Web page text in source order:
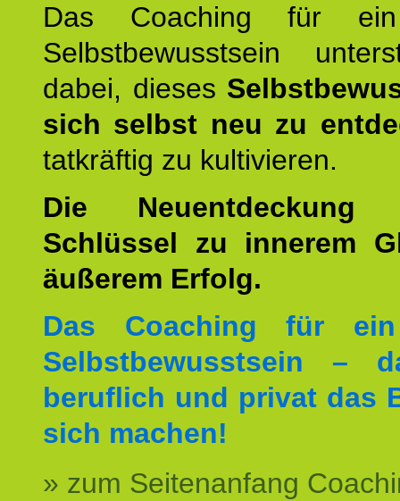
Das Coaching für
Selbstbewusstsein
dabei, dieses
sich selbst neu zu
tatkräftig zu kultivieren.
Die
Schlüssel zu innerem
äußerem Erfolg.
Das Coaching für
Selbstbewusstsein –
beruflich und privat das
sich machen!
» zum Seitenanfang